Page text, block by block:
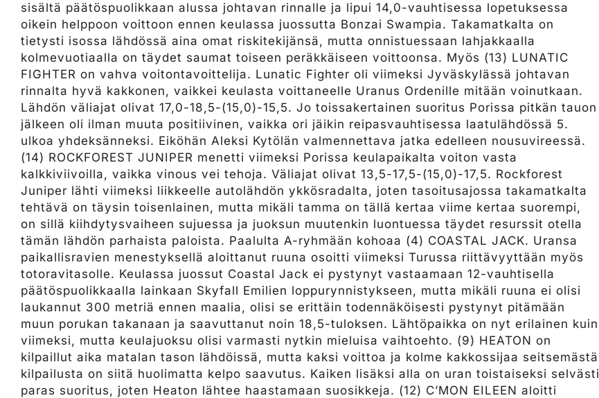
sisältä päätöspuolikkaan alussa johtavan rinnalle ja lipui 14,0-vauhtisessa lopetuksessa
oikein helppoon voittoon ennen keulassa juossutta Bonzai Swampia. Takamatkalta on
tietysti isossa lähdössä aina omat riskitekijänsä, mutta onnistuessaan lahjakkaalla
kolmevuotiaalla on täydet saumat toiseen peräkkäiseen voittoonsa. Myös (13) LUNATIC
FIGHTER on vahva voitontavoittelija. Lunatic Fighter oli viimeksi Jyväskylässä johtavan
rinnalta hyvä kakkonen, vaikkei keulasta voittaneelle Uranus Ordenille mitään voinutkaan.
Lähdön väliajat olivat 17,0-18,5-(15,0)-15,5. Jo toissakertainen suoritus Porissa pitkän tauon
jälkeen oli ilman muuta positiivinen, vaikka ori jäikin reipasvauhtisessa laatulähdössä 5.
ulkoa yhdeksänneksi. Eiköhän Aleksi Kytölän valmennettava jatka edelleen nousuvireessä.
(14) ROCKFOREST JUNIPER menetti viimeksi Porissa keulapaikalta voiton vasta
kalkkiviivoilla, vaikka vinous vei tehoja. Väliajat olivat 13,5-17,5-(15,0)-17,5. Rockforest
Juniper lähti viimeksi liikkeelle autolähdön ykkösradalta, joten tasoitusajossa takamatkalta
tehtävä on täysin toisenlainen, mutta mikäli tamma on tällä kertaa viime kertaa suorempi,
on sillä kiihdytysvaiheen sujuessa ja juoksun muutenkin luontuessa täydet resurssit otella
tämän lähdön parhaista paloista. Paalulta A-ryhmään kohoaa (4) COASTAL JACK. Uransa
paikallisravien menestyksellä aloittanut ruuna osoitti viimeksi Turussa riittävyyttään myös
totoravitasolle. Keulassa juossut Coastal Jack ei pystynyt vastaamaan 12-vauhtisella
päätöspuolikkaalla lainkaan Skyfall Emilien loppurynnistykseen, mutta mikäli ruuna ei olisi
laukannut 300 metriä ennen maalia, olisi se erittäin todennäköisesti pystynyt pitämään
muun porukan takanaan ja saavuttanut noin 18,5-tuloksen. Lähtöpaikka on nyt erilainen kuin
viimeksi, mutta keulajuoksu olisi varmasti nytkin mieluisa vaihtoehto. (9) HEATON on
kilpaillut aika matalan tason lähdöissä, mutta kaksi voittoa ja kolme kakkossijaa seitsemästä
kilpailusta on siitä huolimatta kelpo saavutus. Kaiken lisäksi alla on uran toistaiseksi selvästi
paras suoritus, joten Heaton lähtee haastamaan suosikkeja. (12) C’MON EILEEN aloitti